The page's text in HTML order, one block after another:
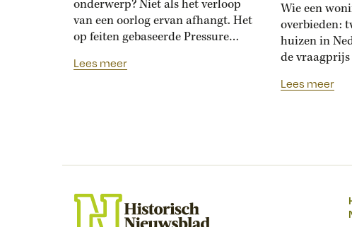
onderwerp? Niet als het verloop
van een oorlog ervan afhangt. Het
op feiten gebaseerde Pressure
tussen geallieerde meteorologen
maand eerder was gepland,
met elkaar...
Lees meer
Wie een
overbieden:
huizen in
de
ook last van
de
Lees meer